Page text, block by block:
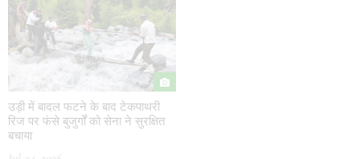
उड़ी में बादल फटने के बाद टेकपाथरी
रिज पर फंसे बुजुर्गों को सेना ने सुरक्षित
बचाया